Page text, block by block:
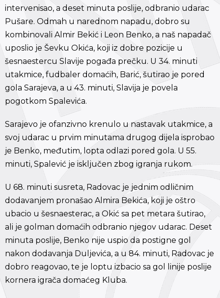
intervenisao, a deset minuta poslije, odbranio udarac
Pušare. Odmah u narednom napadu, dobro su
kombinovali Almir Bekić i Leon Benko, a naš napadač
uposlio je Ševku Okića, koji iz dobre pozicije u
šesnaestercu Slavije pogađa prečku. U 34. minuti
utakmice, fudbaler domaćih, Barić, šutirao je pored
gola Sarajeva, a u 43. minuti, Slavija je povela
pogotkom Spalevića.
Sarajevo je ofanzivno krenulo u nastavak utakmice, a
svoj udarac u prvim minutama drugog dijela isprobao
je Benko, međutim, lopta odlazi pored gola. U 55.
minuti, Spalević je isključen zbog igranja rukom.
U 68. minuti susreta, Radovac je jednim odličnim
dodavanjem pronašao Almira Bekića, koji je oštro
ubacio u šesnaesterac, a Okić sa pet metara šutirao,
ali je golman domaćih odbranio njegov udarac. Deset
minuta poslije, Benko nije uspio da postigne gol
nakon dodavanja Duljevića, a u 84. minuti, Radovac je
dobro reagovao, te je loptu izbacio sa gol linije poslije
kornera igrača domaćeg Kluba.